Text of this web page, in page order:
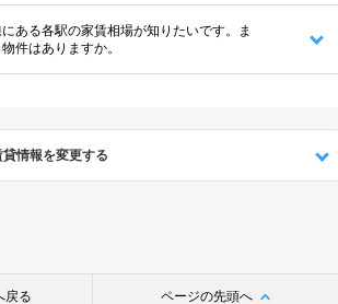
ある各駅の家賃相場が知りたいです。ま
件はありますか。
情報を変更する
戻る ページの先頭へ